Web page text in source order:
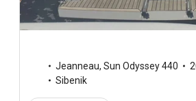
Jeanneau, Sun Odyssey 440
Sibenik